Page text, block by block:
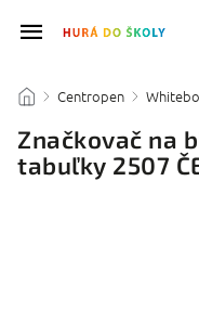
/ Centropen /
Značkovač na
tabuľky 2507